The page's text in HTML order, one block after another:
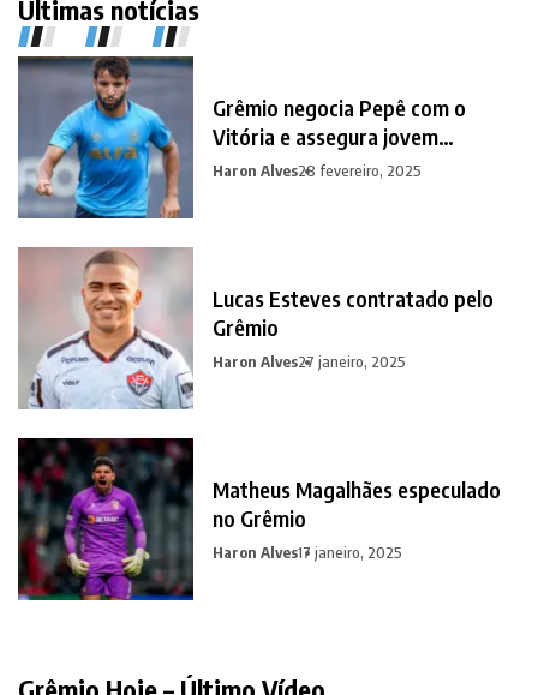
Últimas notícias
Grêmio negocia Pepê com o
Vitória e assegura jovem
promessa em contrapartida
Haron Alves28 fevereiro, 2025
Lucas Esteves contratado pelo
Grêmio
Haron Alves27 janeiro, 2025
Matheus Magalhães especulado
no Grêmio
Haron Alves17 janeiro, 2025